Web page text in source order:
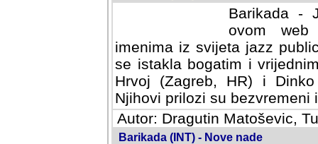
Barikada -
ovom web
imenima iz svijeta jazz
se istakla bogatim i
Hrvoj (Zagreb, HR) i
Njihovi prilozi su bezvremeni
Autor: Dragutin Matoševic,
Barikada (INT) - Nove nade